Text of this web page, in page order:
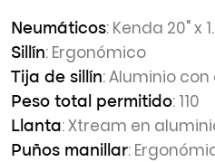
Neumáticos: Kenda 20" x
Sillín: Ergonómico
Tija de sillín: Aluminio
Peso total permitido: 110
Llanta: Xtream en
Puños manillar: